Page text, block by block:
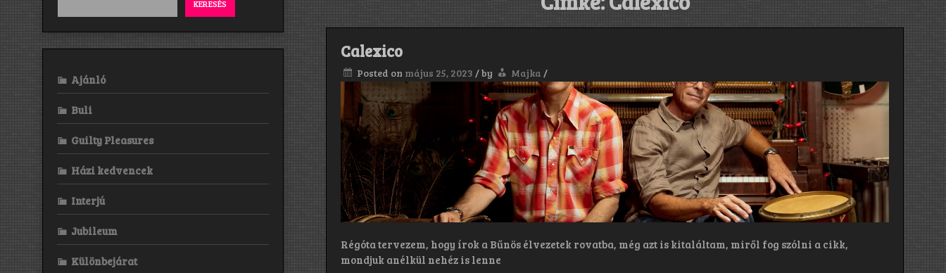
Calexico
Posted on május 25, 2023 /by Majka /
Régóta tervezem, hogy írok a Bűnös élvezetek rovatba, még azt is kitaláltam, miről fog szólni a cikk,
mondjuk anélkül nehéz is lenne
KERESÉS
Ajánló
Buli
Guilty Pleasures
Házi kedvencek
Interjú
Jubileum
Különbejárat